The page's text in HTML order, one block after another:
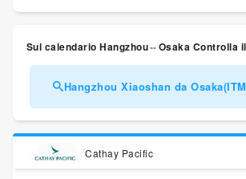
Sul calendario Hangzhou⇔Osaka Controlla
Hangzhou Xiaoshan da
Cathay Pacific